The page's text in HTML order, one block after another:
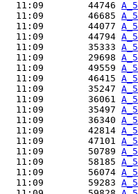
11:09        44746
11:09        46685
11:09        44077
11:09        44794
11:09        35333
11:09        29698
11:09        49559
11:09        46415
11:09        35247
11:09        36061
11:09        35497
11:09        36340
11:09        42814
11:09        47101
11:09        50789
11:09        58185
11:09        56074
11:09        59283